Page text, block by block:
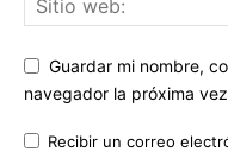
Guardar mi nombre,
navegador la próxima
Recibir un correo